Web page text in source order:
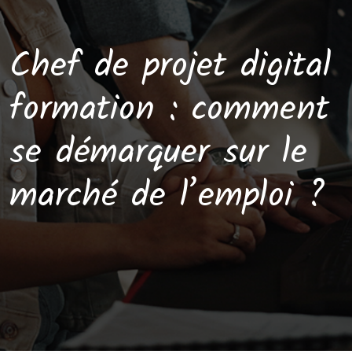
Chef de projet digital
formation : comment
se démarquer sur le
marché de l’emploi ?